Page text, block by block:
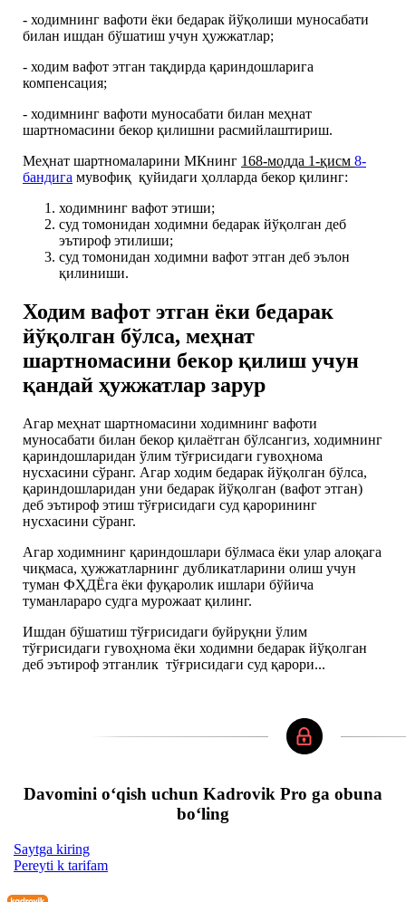
- ходимнинг вафоти ёки бедарак йўқолиши муносабати
билан ишдан бўшатиш учун ҳужжатлар;
- ходим вафот этган тақдирда қариндошларига
компенсация;
- ходимнинг вафоти муносабати билан меҳнат
шартномасини бекор қилишни расмийлаштириш.
Меҳнат шартномаларини МКнинг 168-модда 1-қисм 8-
бандига мувофиқ қуйидаги ҳолларда бекор қилинг:
ходимнинг вафот этиши;
суд томонидан ходимни бедарак йўқолган деб
эътироф этилиши;
суд томонидан ходимни вафот этган деб эълон
қилиниши.
Ходим вафот этган ёки бедарак
йўқолган бўлса, меҳнат
шартномасини бекор қилиш учун
қандай ҳужжатлар зарур
Агар меҳнат шартномасини ходимнинг вафоти
муносабати билан бекор қилаётган бўлсангиз, ходимнинг
қариндошларидан ўлим тўғрисидаги гувоҳнома
нусхасини сўранг. Агар ходим бедарак йўқолган бўлса,
қариндошларидан уни бедарак йўқолган (вафот этган)
деб эътироф этиш тўғрисидаги суд қарорининг
нусхасини сўранг.
Агар ходимнинг қариндошлари бўлмаса ёки улар алоқага
чиқмаса, ҳужжатларнинг дубликатларини олиш учун
туман ФҲДЁга ёки фуқаролик ишлари бўйича
туманлараро судга мурожаат қилинг.
Ишдан бўшатиш тўғрисидаги буйруқни ўлим
тўғрисидаги гувоҳнома ёки ходимни бедарак йўқолган
деб эътироф этганлик тўғрисидаги суд қарори...
Davomini oʻqish uchun Kadrovik Pro ga obuna
boʻling
Saytga kiring
Pereyti k tarifam